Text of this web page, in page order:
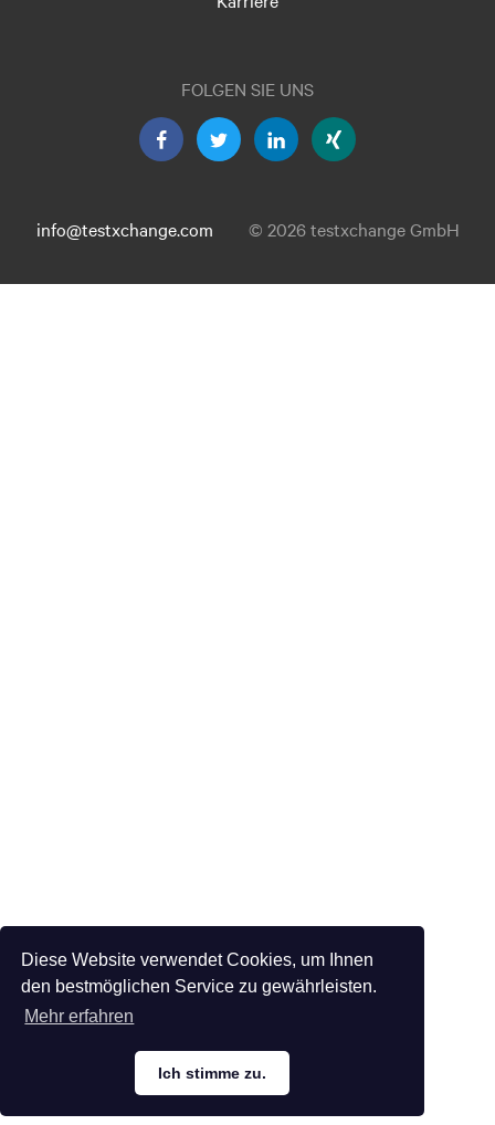
Diese Website verwendet Cookies, um Ihnen
den bestmöglichen Service zu gewährleisten.
Mehr erfahren
Ich stimme zu.
FOLGEN SIE UNS
info@testxchange.com © 2026 testxchange GmbH